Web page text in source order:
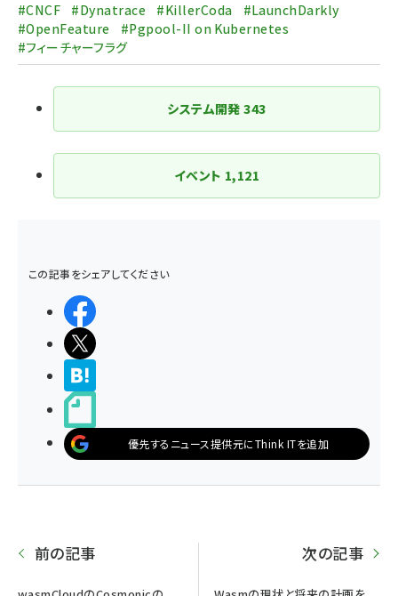
#CNCF #Dynatrace #KillerCoda
#LaunchDarkly
#OpenFeature
#Pgpool-II on Kubernetes
#フィーチャーフラグ
システム開発343
イベント 1,121
この記事をシェアしてください
優先するニュース提供元にThink ITを追加
前の記事 次の記事